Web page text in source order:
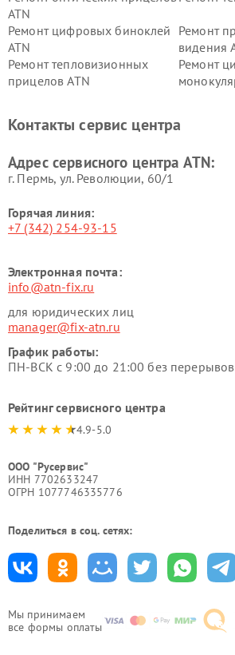
Мы принимаем
все формы оплаты
ATN
Ремонт цифровых биноклей
ATN
Ремонт
видения
Ремонт тепловизионных
прицелов ATN
Ремонт
Контакты сервис центра
Адрес сервисного центра ATN:
г. Пермь, ул. ​Революции, 60/1
Горячая линия:
+7 (342) 254-93-15
Электронная почта:
info@atn-fix.ru
для юридических лиц
manager@fix-atn.ru
График работы:
ПН-ВСК с 9:00 до 21:00 без
Рейтинг сервисного центра
4.9-5.0
ООО "Русервис"
ИНН 7702633247
ОГРН 1077746335776
Поделиться в соц. сетях: